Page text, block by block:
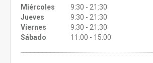
Miércoles
9:30 - 21:30
Jueves
9:30 - 21:30
Viernes
9:30 - 21:30
Sábado
11:00 - 15:00